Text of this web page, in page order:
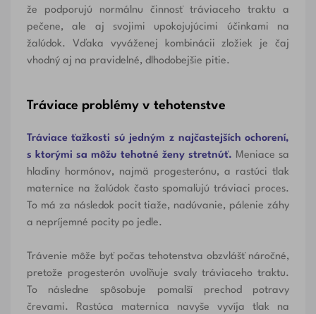
že podporujú normálnu činnosť tráviaceho traktu a
pečene, ale aj svojimi upokojujúcimi účinkami na
žalúdok. Vďaka vyváženej kombinácii zložiek je čaj
vhodný aj na pravidelné, dlhodobejšie pitie.
Tráviace problémy v tehotenstve
Tráviace ťažkosti sú jedným z najčastejších ochorení,
s ktorými sa môžu tehotné ženy stretnúť. Meniace sa
hladiny hormónov, najmä progesterónu, a rastúci tlak
maternice na žalúdok často spomaľujú tráviaci proces.
To má za následok pocit tiaže, nadúvanie, pálenie záhy
a nepríjemné pocity po jedle.
Trávenie môže byť počas tehotenstva obzvlášť náročné,
pretože progesterón uvoľňuje svaly tráviaceho traktu.
To následne spôsobuje pomalší prechod potravy
črevami. Rastúca maternica navyše vyvíja tlak na